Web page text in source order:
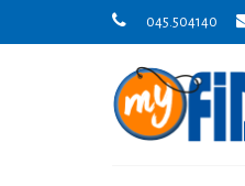
045.504140